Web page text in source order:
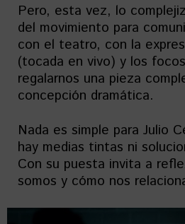
Pero, esta vez, lo
del movimiento para
con el teatro, con la
(tocada en vivo) y los
regalarnos una pieza
concepción dramática.
Nada es simple para Julio
hay medias tintas ni
Con su puesta invita a
somos y cómo nos